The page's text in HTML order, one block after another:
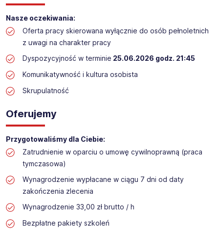
Nasze oczekiwania:
Oferta pracy skierowana wyłącznie do osób pełnoletnich
z uwagi na charakter pracy
Dyspozycyjność w terminie 25.06.2026 godz. 21:45
Komunikatywność i kultura osobista
Skrupulatność
Oferujemy
Przygotowaliśmy dla Ciebie:
Zatrudnienie w oparciu o umowę cywilnoprawną (praca
tymczasowa)
Wynagrodzenie wypłacane w ciągu 7 dni od daty
zakończenia zlecenia
Wynagrodzenie 33,00 zł brutto / h
Bezpłatne pakiety szkoleń